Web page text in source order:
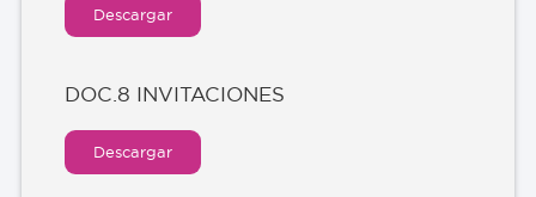
Descargar
DOC.8 INVITACIONES
Descargar